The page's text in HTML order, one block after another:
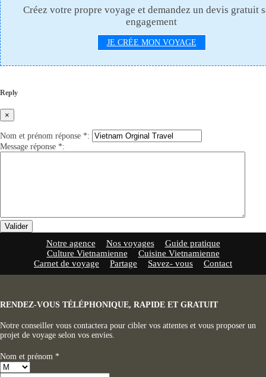
Créez votre propre voyage et demandez un devis gratuit
engagement
JE CRÉE MON VOYAGE
Reply
×
Nom et prénom réponse *:
Message réponse *:
Valider
Notre agence Nos voyages
Guide pratique
Culture Vietnamienne
Cuisine Vietnamienne
Carnet de voyage
Partage Savez- vous Contact
RENDEZ-VOUS TÉLÉPHONIQUE, RAPIDE ET GRATUIT
Notre conseiller vous contactera pour cibler vos attentes et vous proposer un
projet de voyage selon vos envies.
Nom et prénom *